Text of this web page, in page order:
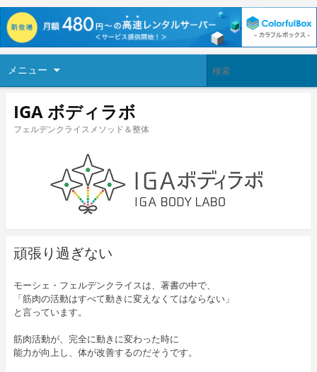
メニュー
IGA ボディラボ
フェルデンクライスメソッド＆整体
頑張り過ぎない
モーシェ・フェルデンクライスは、著書の中で、
「筋肉の活動はすべて動きに変えなくてはならない」
と言っています。
筋肉活動が、完全に動きに変わった時に
能力が向上し、体が改善するのだそうです。